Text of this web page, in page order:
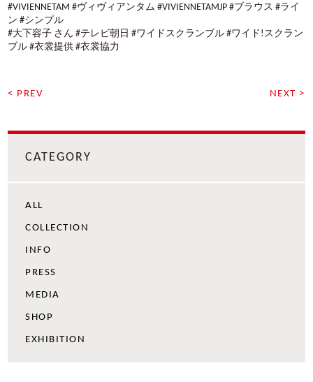
#VIVIENNETAM #ヴィヴィアンタム #VIVIENNETAMJP #ブラウス #ライ
ン #シンプル
#大下容子 さん #テレビ朝日 #ワイドスクランブル #ワイド!スクラン
ブル #衣裳提供 #衣裳協力
< PREV NEXT >
CATEGORY
ALL
COLLECTION
INFO
PRESS
MEDIA
SHOP
EXHIBITION